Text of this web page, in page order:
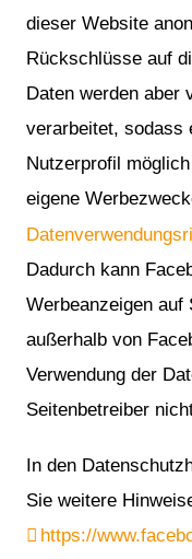
dieser Website
Rückschlüsse auf
Daten werden aber
verarbeitet, sodass
Nutzerprofil
eigene
Dadurch kann
Werbeanzeigen auf
außerhalb von
Verwendung der
Seitenbetreiber
In den
Sie weitere
https://